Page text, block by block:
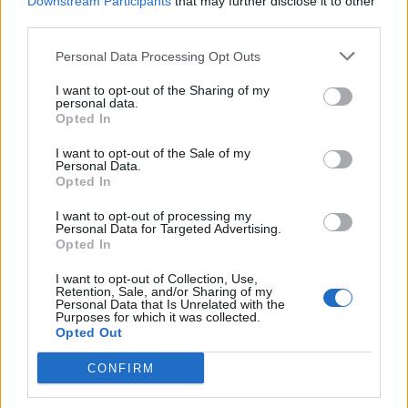
Personal Data Processing Opt Outs
I want to opt-out of the Sharing of my
personal data.
Opted In
I want to opt-out of the Sale of my
Personal Data.
Opted In
I want to opt-out of processing my
Personal Data for Targeted Advertising.
Opted In
I want to opt-out of Collection, Use,
Retention, Sale, and/or Sharing of my
Personal Data that Is Unrelated with the
Purposes for which it was collected.
Opted Out
CONFIRM
BEFEKTETÉS
Már csaknem négymillió hektár égett le: több
kontinens összefogásával oltják a pusztító
tüzeket a tengerentúlon
Rendkívüli állapotot hirdettek szombaton Nyugat-
Kanadában.
BANKMONITOR
UniCredit Bank
Augusztus 10-tól 2,89 százalékos kamat mellett kínálja az
Otthon Start hitelt az UniCredit Bank, ez jelentős
megtakarítást jelenthet a standard évi 3 százalékos
kamathoz képest. De arról sem s
CHIKANSPLANET
A városok egyik legjobb klímafegyvere a fa, de a